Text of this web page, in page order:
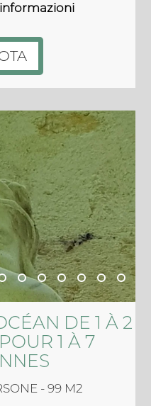
DE 1 À 2
1 À 7
- 99 M2